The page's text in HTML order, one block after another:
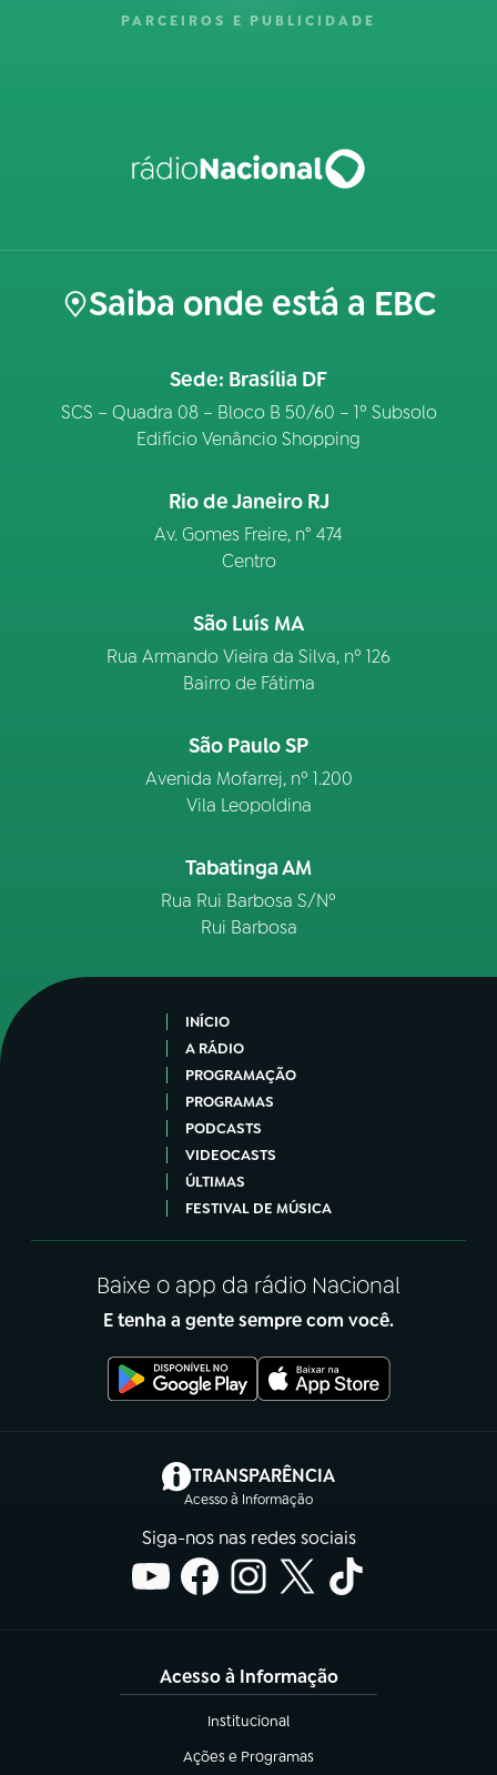
PARCEIROS E PUBLICIDADE
Saiba onde está a EBC
Sede: Brasília DF
SCS – Quadra 08 – Bloco B 50/60 – 1º Subsolo
Edifício Venâncio Shopping
Rio de Janeiro RJ
Av. Gomes Freire, n° 474
Centro
São Luís MA
Rua Armando Vieira da Silva, nº 126
Bairro de Fátima
São Paulo SP
Avenida Mofarrej, nº 1.200
Vila Leopoldina
Tabatinga AM
Rua Rui Barbosa S/Nº
Rui Barbosa
INÍCIO
A RÁDIO
PROGRAMAÇÃO
PROGRAMAS
PODCASTS
VIDEOCASTS
ÚLTIMAS
FESTIVAL DE MÚSICA
Baixe o app da rádio Nacional
E tenha a gente sempre com você.
TRANSPARÊNCIA
Acesso à Informação
(abre em nova aba)
Siga-nos nas redes sociais
Acesso à Informação
Institucional
(abre em nova aba)
Ações e Programas
(abre em nova aba)